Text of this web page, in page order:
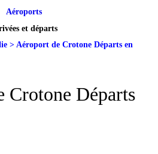
Aéroports
et départs
> Aéroport de Crotone Départs en
Crotone Départs